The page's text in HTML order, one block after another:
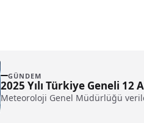
GÜNDEM
2025 Yılı Türkiye Geneli 12
Meteoroloji Genel Müdürlüğü